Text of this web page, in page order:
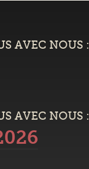
AVEC NOUS :
AVEC NOUS :